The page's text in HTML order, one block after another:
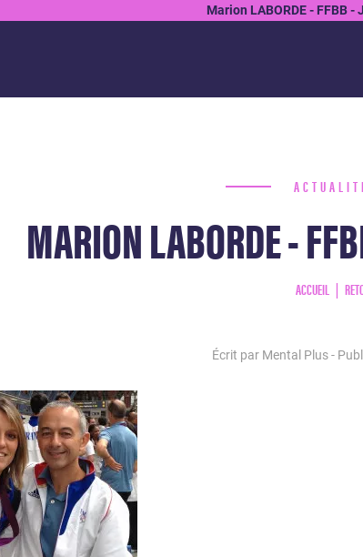
Marion LABORDE - FFBB -
MARION LABORDE -
ACCUEIL
Écrit par Mental Plus -